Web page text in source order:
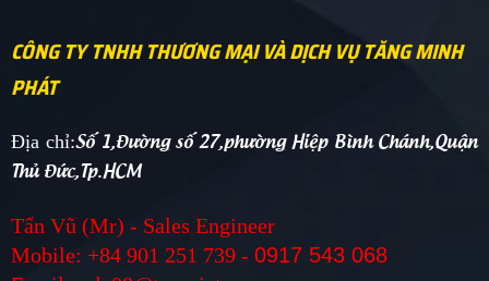
CÔNG TY TNHH THƯƠNG MẠI VÀ DỊCH VỤ TĂNG MINH
PHÁT
Địa chỉ:Số 1,Đường số 27,phường Hiệp Bình Chánh,Quận
Thủ Đức,Tp.HCM
Tấn Vũ (Mr) - Sales Engineer
Mobile: +84 901 251 739 - 0917 543 068